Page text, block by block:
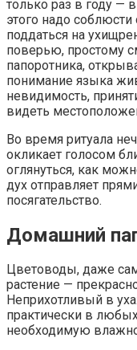
только раз в году —
этого надо
поддаться на
поверью, простому
папоротника,
понимание языка
невидимость,
видеть
Во время ритуала
окликает голосом
оглянуться, как
дух отправляет
посягательство.
Домашний
Цветоводы, даже
растение —
Неприхотливый в
практически в
необходимую